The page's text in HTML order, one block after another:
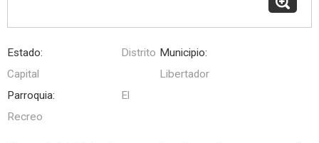
Estado:
Distrito
Capital
Municipio:
Libertador
Parroquia:
El
Recreo